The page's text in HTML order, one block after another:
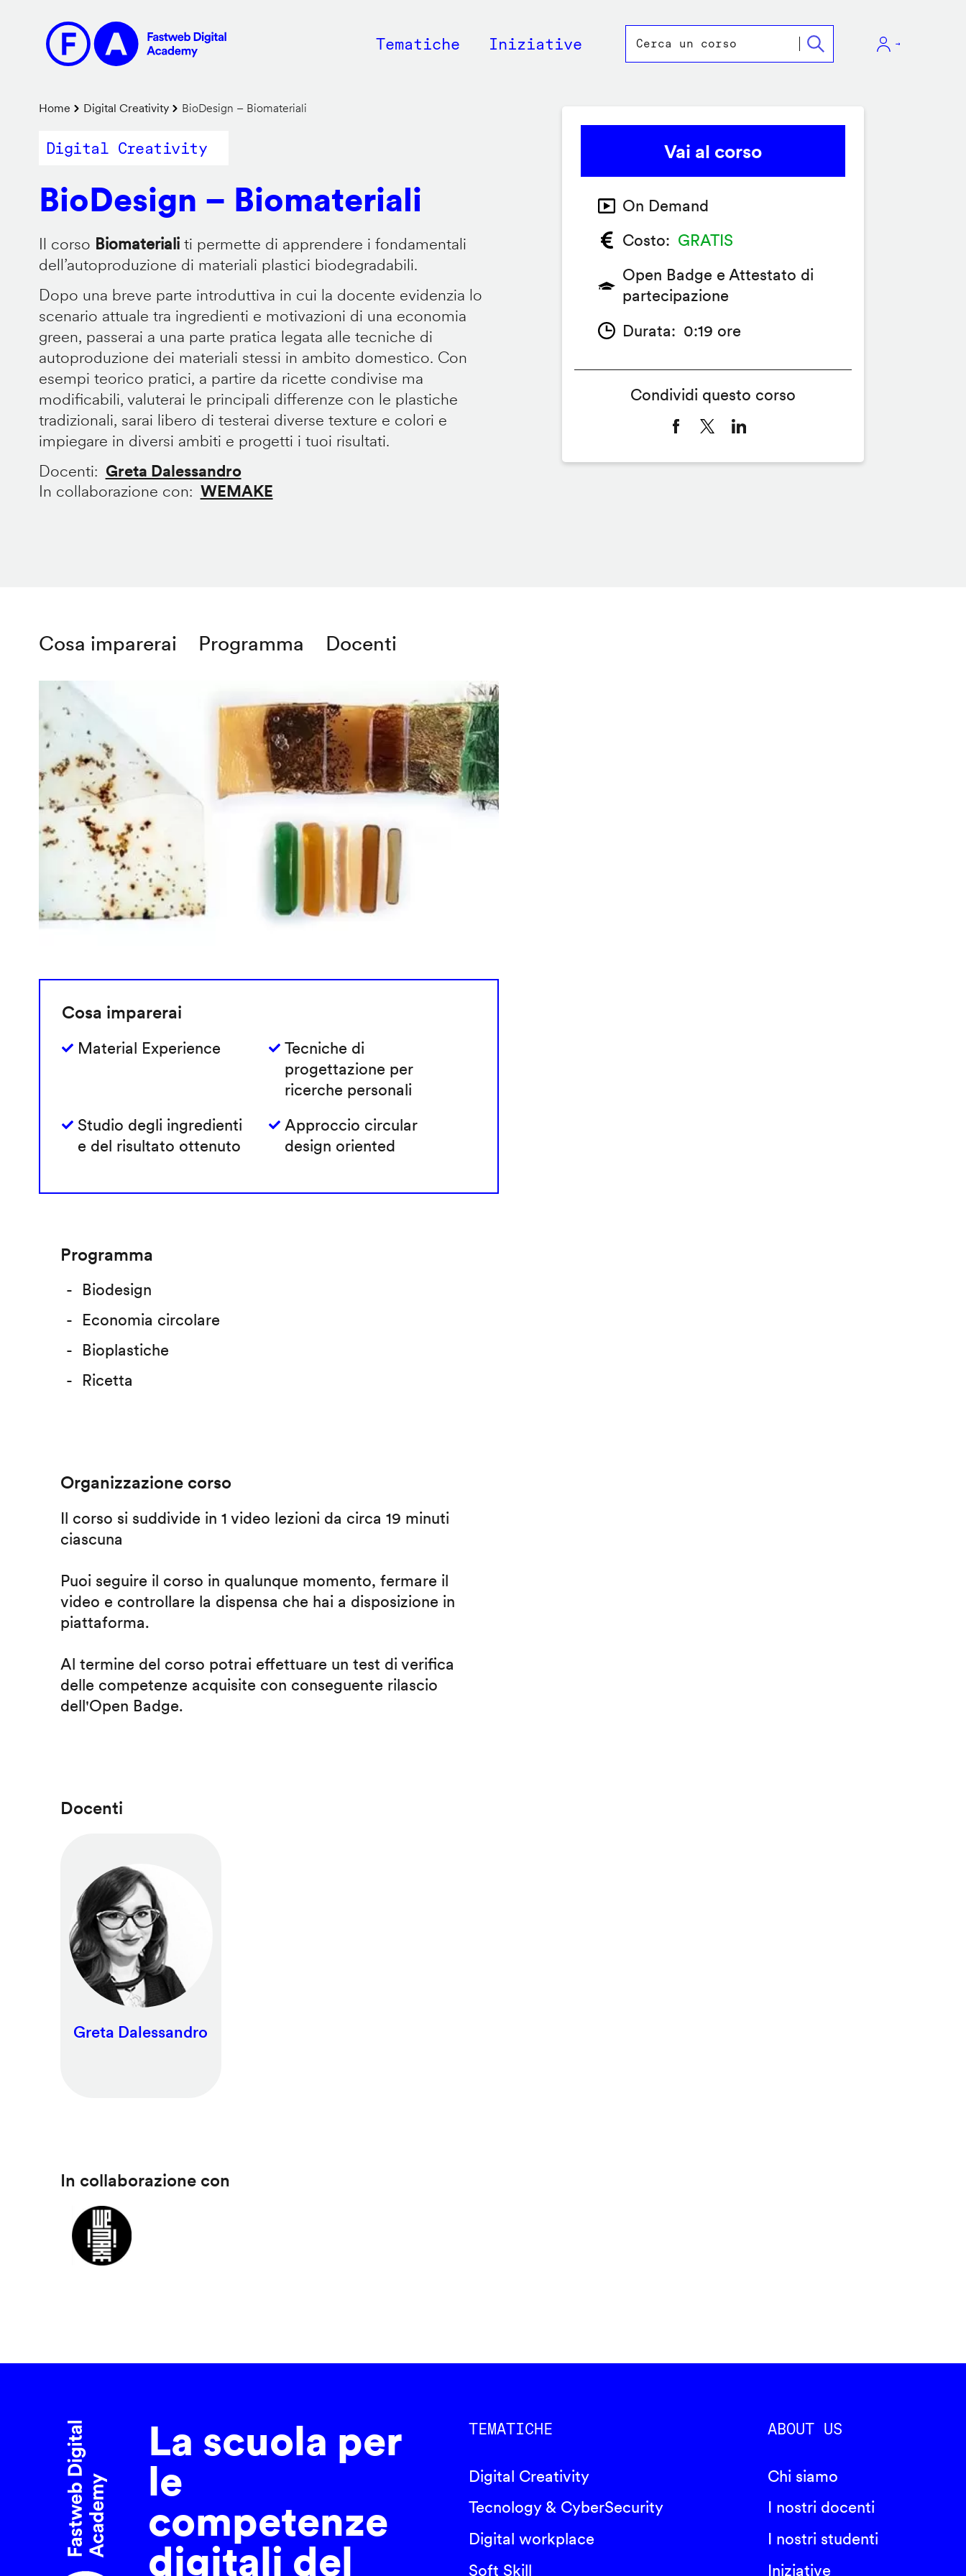
contenuto
principale
Main
Tematiche Iniziative
Briciole
di
Home Digital Creativity BioDesign – Biomateriali
Digital Creativity
BioDesign – Biomateriali
Il corso Biomaterialiti permette di apprendere i fondamentali
dell’autoproduzione di materiali plastici biodegradabili.
Dopo una breve parte introduttiva in cui la docente evidenzia lo
scenario attuale tra ingredienti e motivazioni di una economia
green, passerai a una parte pratica legata alle tecniche di
autoproduzione dei materiali stessi in ambito domestico. Con
esempi teorico pratici, a partire da ricette condivise ma
modificabili, valuterai le principali differenze con le plastiche
tradizionali, sarai libero di testerai diverse texture e colori e
impiegare in diversi ambiti e progetti i tuoi risultati.
Docenti
Greta Dalessandro
In collaborazione con
WEMAKE
Cosa imparerai Programma Docenti
Cosa imparerai
Material Experience
Tecniche di
progettazione per
ricerche personali
Studio degli ingredienti
e del risultato ottenuto
Approccio circular
design oriented
Programma
Biodesign
Economia circolare
Bioplastiche
Ricetta
Organizzazione corso
Il corso si suddivide in 1 video lezioni da circa 19 minuti
ciascuna
Puoi seguire il corso in qualunque momento, fermare il
video e controllare la dispensa che hai a disposizione in
piattaforma.
Al termine del corso potrai effettuare un test di verifica
delle competenze acquisite con conseguente rilascio
dell'Open Badge.
Docenti
Greta Dalessandro
In collaborazione con
Vai al corso
On Demand
Costo
GRATIS
Open Badge e Attestato di
partecipazione
Durata
0:19 ore
Condividi questo corso
La scuola per
le
competenze
digitali del
TEMATICHE
Digital Creativity
Tecnology & CyberSecurity
Digital workplace
Soft Skill
ABOUT US
Chi siamo
I nostri docenti
I nostri studenti
Iniziative